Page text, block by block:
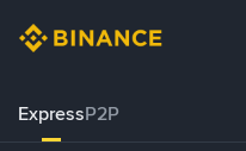
ExpressP2P